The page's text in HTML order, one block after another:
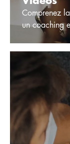
Comprenez
un coaching